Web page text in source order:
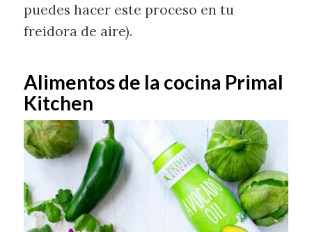
puedes hacer este proceso en tu
freidora de aire).
Alimentos de la cocina Primal
Kitchen